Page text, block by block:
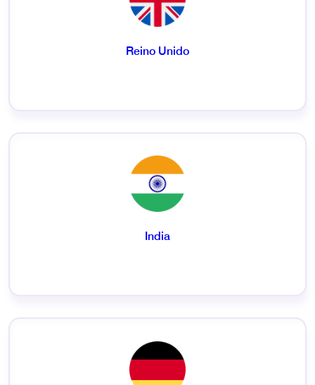
Reino Unido
India